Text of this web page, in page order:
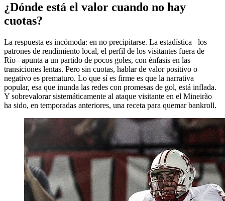
¿Dónde está el valor cuando no hay
cuotas?
La respuesta es incómoda: en no precipitarse. La estadística –los
patrones de rendimiento local, el perfil de los visitantes fuera de
Río– apunta a un partido de pocos goles, con énfasis en las
transiciones lentas. Pero sin cuotas, hablar de valor positivo o
negativo es prematuro. Lo que sí es firme es que la narrativa
popular, esa que inunda las redes con promesas de gol, está inflada.
Y sobrevalorar sistemáticamente al ataque visitante en el Mineirão
ha sido, en temporadas anteriores, una receta para quemar bankroll.